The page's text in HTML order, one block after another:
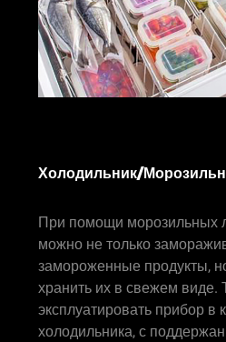
Холодильник/
При помощи морозильных
можно не только
замороженные продукты,
хранить их в свежем виде.
эксплуатировать прибор в
холодильника, с